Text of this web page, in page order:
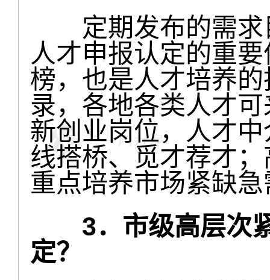
定期发布的需求
人才申报认定的重
榜，也是人才培养
录，各地各类人才
新创业岗位，人才
线搭桥、觅才荐才
重点培养市场紧缺
3．市级高层次
定？